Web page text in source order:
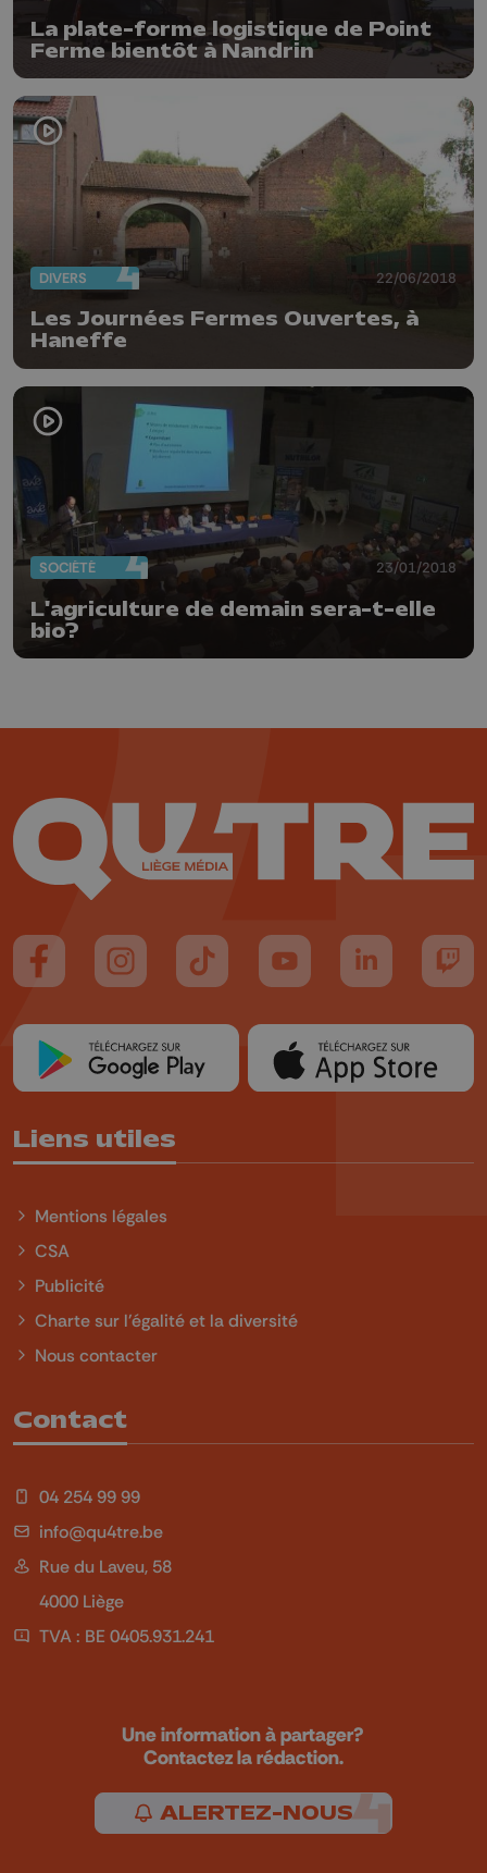
La plate-forme logistique de Point
Ferme bientôt à Nandrin
DIVERS 22/06/2018
Les Journées Fermes Ouvertes, à
Haneffe
SOCIÉTÉ 23/01/2018
L'agriculture de demain sera-t-elle
bio?
Suivez-nous sur FaceBook
Suivez-nous sur Instagram
Suivez-nous sur TikTok
Suivez-nous sur YouTube
Suivez-nous
Liens utiles
Mentions légales
CSA
Publicité
Charte sur l'égalité et la diversité
Nous contacter
Contact
04 254 99 99
info@qu4tre.be
Rue du Laveu, 58
4000 Liège
TVA : BE 0405.931.241
Une information à partager?
Contactez la rédaction.
ALERTEZ-NOUS